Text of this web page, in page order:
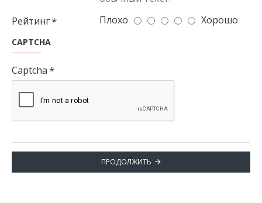
Рейтинг
Плохо Хорошо
CAPTCHA
Captcha
ПРОДОЛЖИТЬ